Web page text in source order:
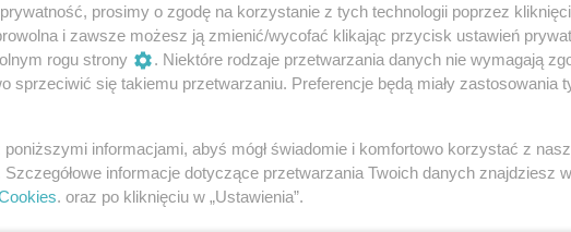
15 / 37
prosimy o zgodę na korzystanie z tych technologii poprzez
i zawsze możesz ją zmienić/wycofać klikając przycisk ustawień
rogu strony
. Niektóre rodzaje przetwarzania danych nie wymagają
sprzeciwić się takiemu przetwarzaniu. Preferencje będą miały zastosowania
poniższymi informacjami, abyś mógł świadomie i komfortowo korzystać z
Szczegółowe informacje dotyczące przetwarzania Twoich danych znajdziesz w
. oraz po kliknięciu w „Ustawienia”.